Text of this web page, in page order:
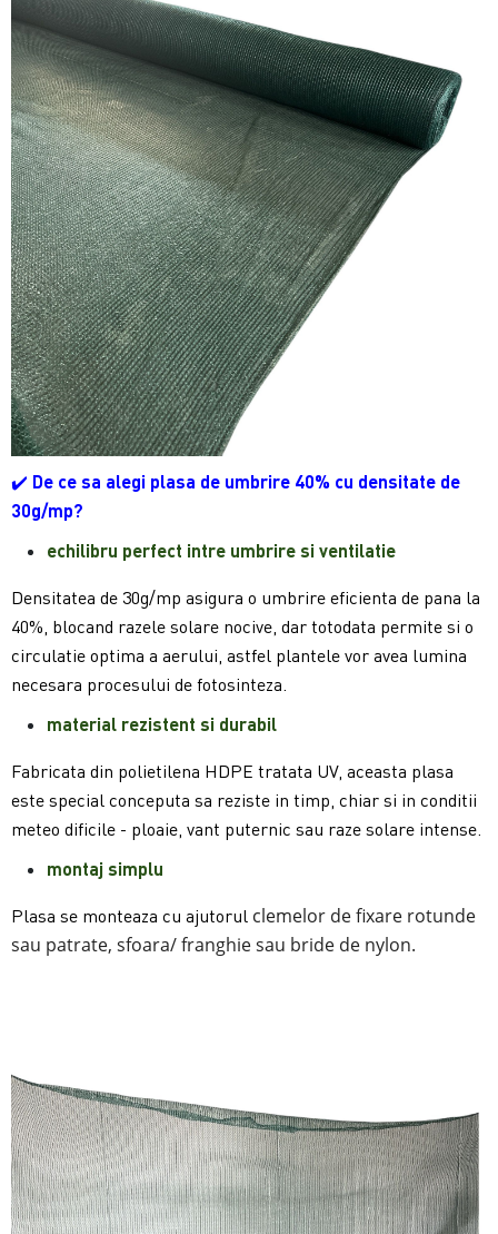
✔️ De ce sa alegi plasa de umbrire 40% cu densitate de
30g/mp?
echilibru perfect intre umbrire si ventilatie
Densitatea de 30g/mp asigura o umbrire eficienta de pana la
40%, blocand razele solare nocive, dar totodata permite si o
circulatie optima a aerului, astfel plantele vor avea lumina
necesara procesului de fotosinteza.
material rezistent si durabil
Fabricata din polietilena HDPE tratata UV, aceasta plasa
este special conceputa sa reziste in timp, chiar si in conditii
meteo dificile - ploaie, vant puternic sau raze solare intense.
montaj simplu
Plasa se monteaza cu ajutorul clemelor de fixare rotunde
sau patrate, sfoara/ franghie sau bride de nylon.